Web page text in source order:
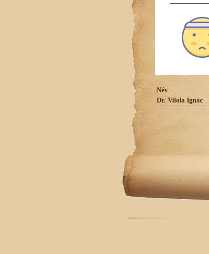
Név
Dr. Vilola Ignác